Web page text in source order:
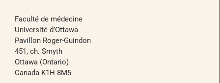
Faculté de médecine
Université d’Ottawa
Pavillon Roger-Guindon
451, ch. Smyth
Ottawa (Ontario)
Canada K1H 8M5